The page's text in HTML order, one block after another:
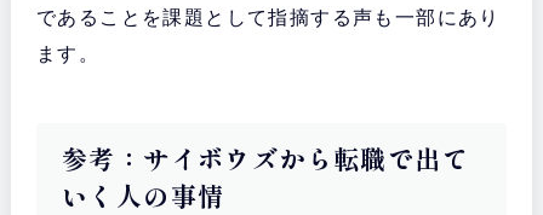
であることを課題として指摘する声も一部にあり
ます。
参考：サイボウズから転職で出て
いく人の事情